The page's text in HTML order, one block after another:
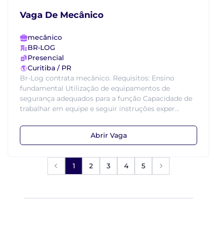
Vaga De Mecânico
mecânico
BR-LOG
Presencial
Curitiba / PR
Br-Log contrata mecânico. Requisitos: Ensino
fundamental Utilização de equipamentos de
segurança adequados para a função Capacidade de
trabalhar em equipe e seguir instruções exper...
Abrir Vaga
1 2 3 4 5